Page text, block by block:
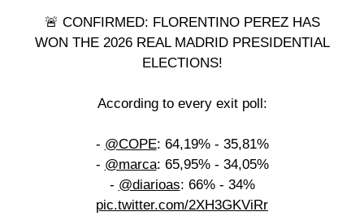
🚨 CONFIRMED: FLORENTINO PEREZ HAS
WON THE 2026 REAL MADRID PRESIDENTIAL
ELECTIONS!
According to every exit poll:
- @COPE: 64,19% - 35,81%
- @marca: 65,95% - 34,05%
- @diarioas: 66% - 34%
pic.twitter.com/2XH3GKViRr